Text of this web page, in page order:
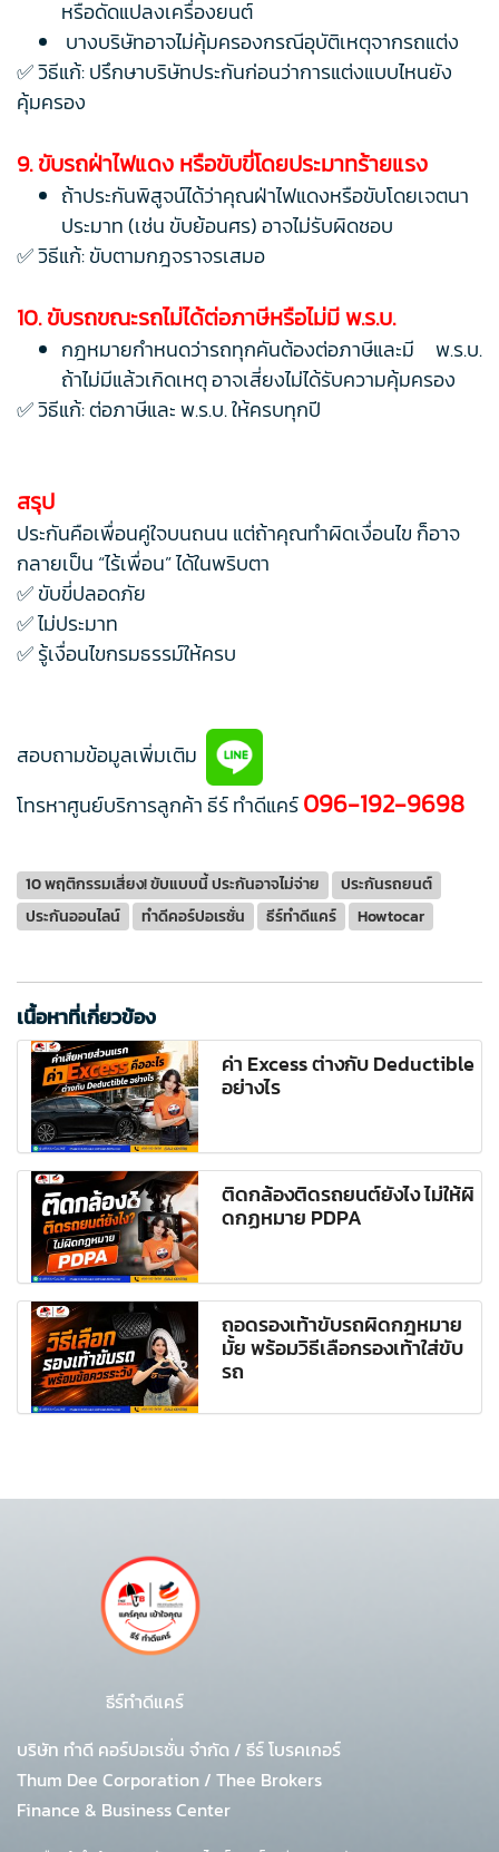
หรือดัดแปลงเครื่องยนต์
บางบริษัทอาจไม่คุ้มครองกรณีอุบัติเหตุจากรถแต่ง
✅ วิธีแก้: ปรึกษาบริษัทประกันก่อนว่าการแต่งแบบไหนยัง
คุ้มครอง
9. ขับรถฝ่าไฟแดง หรือขับขี่โดยประมาทร้ายแรง
ถ้าประกันพิสูจน์ได้ว่าคุณฝ่าไฟแดงหรือขับโดยเจตนา
ประมาท (เช่น ขับย้อนศร) อาจไม่รับผิดชอบ
✅ วิธีแก้: ขับตามกฎจราจรเสมอ
10. ขับรถขณะรถไม่ได้ต่อภาษีหรือไม่มี พ.ร.บ.
กฎหมายกำหนดว่ารถทุกคันต้องต่อภาษีและมี พ.ร.บ.
ถ้าไม่มีแล้วเกิดเหตุ อาจเสี่ยงไม่ได้รับความคุ้มครอง
✅ วิธีแก้: ต่อภาษีและ พ.ร.บ. ให้ครบทุกปี
สรุป
ประกันคือเพื่อนคู่ใจบนถนน แต่ถ้าคุณทำผิดเงื่อนไข ก็อาจ
กลายเป็น “ไร้เพื่อน” ได้ในพริบตา
✅ ขับขี่ปลอดภัย
✅ ไม่ประมาท
✅ รู้เงื่อนไขกรมธรรม์ให้ครบ
สอบถามข้อมูลเพิ่มเติม
โทรหาศูนย์บริการลูกค้า ธีร์ ทำดีแคร์096-192-9698
10 พฤติกรรมเสี่ยง! ขับแบบนี้ ประกันอาจไม่จ่าย
ประกันรถยนต์
ประกันออนไลน์
ทำดีคอร์ปอเรชั่น ธีร์ทำดีแคร์ Howtocar
เนื้อหาที่เกี่ยวข้อง
ค่า Excess ต่างกับ Deductible
อย่างไร
ติดกล้องติดรถยนต์ยังไง ไม่ให้ผิ
ดกฏหมาย PDPA
ถอดรองเท้าขับรถผิดกฎหมาย
มั้ย พร้อมวิธีเลือกรองเท้าใส่ขับ
รถ
ธีร์ทำดีแคร์
บริษัท ทำดี คอร์ปอเรชั่น จำกัด / ธีร์ โบรคเกอร์
Thum Dee Corporation / Thee Brokers
Finance & Business Center